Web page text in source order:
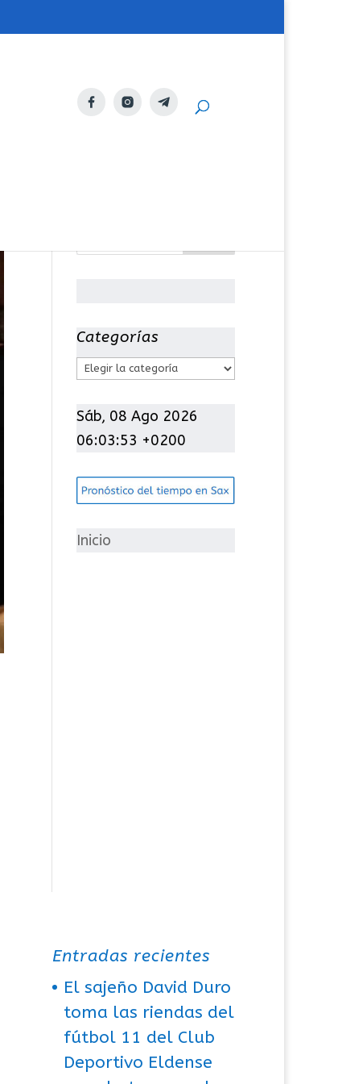
Categorías
C
t
e
o
í
Sáb, 08 Ago 2026
06:03:54 +0200
Inicio
Entradas recientes
El sajeño David Duro
toma las riendas del
fútbol 11 del Club
Deportivo Eldense